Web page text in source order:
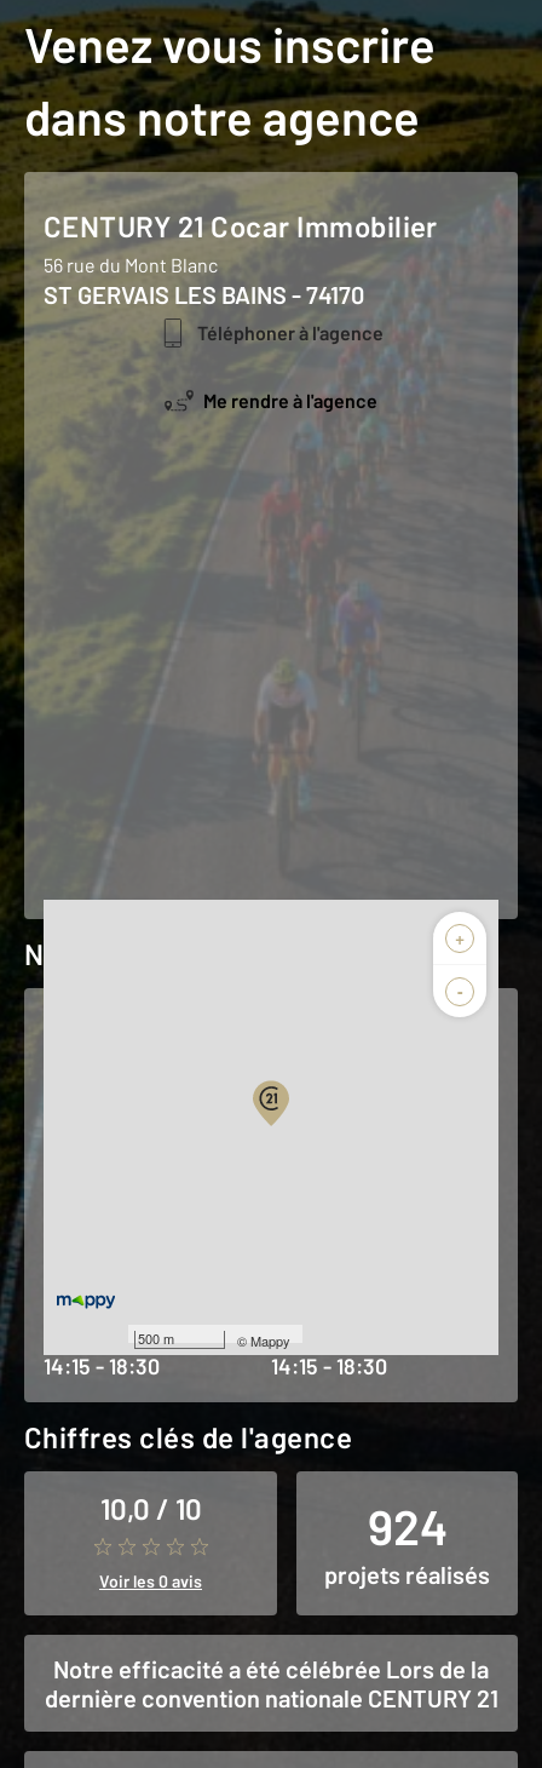
Venez vous inscrire
dans notre agence
CENTURY 21 Cocar Immobilier
56 rue du Mont Blanc
ST GERVAIS LES BAINS - 74170
Téléphoner à l'agence
Me rendre à l'agence
+
-
500 m ©Mappy
14:15 - 18:30
Vendredi
09:15 - 12:15
14:15 - 18:30
09:15 - 12:15
14:15 - 18:30
Chiffres clés de l'agence
10,0 / 10
Voir les 0 avis
924
projets réalisés
Notre efficacité a été célébrée Lors de la
dernière convention nationale CENTURY 21